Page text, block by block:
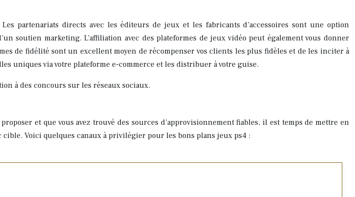
partenariats directs avec les éditeurs de jeux et les fabricants d’accessoires sont une option
soutien marketing. L’affiliation avec des plateformes de jeux vidéo peut également vous donner
de fidélité sont un excellent moyen de récompenser vos clients les plus fidèles et de les inciter à
uniques via votre plateforme e-commerce et les distribuer à votre guise.
à des concours sur les réseaux sociaux.
et que vous avez trouvé des sources d’approvisionnement fiables, il est temps de mettre en
Voici quelques canaux à privilégier pour les bons plans jeux ps4 :